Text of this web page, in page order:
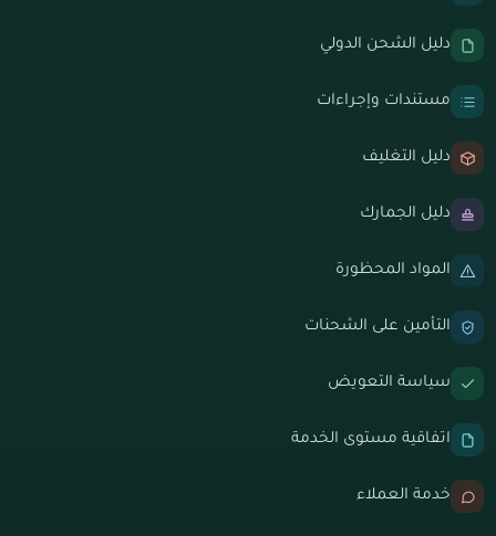
دليل الشحن الدولي
مستندات وإجراءات
دليل التغليف
دليل الجمارك
المواد المحظورة
التأمين على الشحنات
سياسة التعويض
اتفاقية مستوى الخدمة
خدمة العملاء